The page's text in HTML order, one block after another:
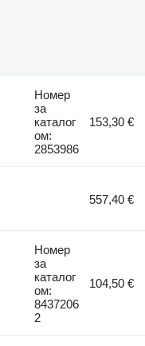
Номер
за
каталог
ом:
2853986
153,30 €
557,40 €
Номер
за
каталог
ом:
8437206
2
104,50 €